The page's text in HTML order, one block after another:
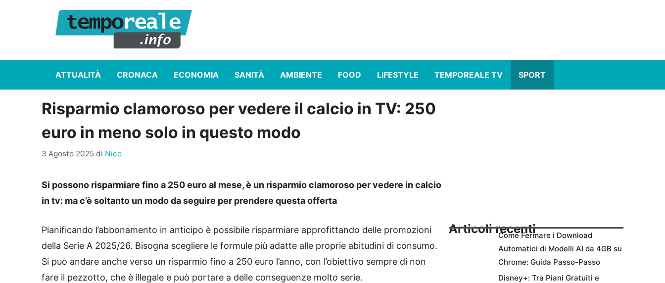
ATTUALITÀ CRONACA ECONOMIA SANITÀ AMBIENTE FOOD LIFESTYLE TEMPOREALE TV SPORT
Risparmio clamoroso per vedere il calcio in TV: 250
euro in meno solo in questo modo
3 Agosto 2025 di Nico
Si possono risparmiare fino a 250 euro al mese, è un risparmio clamoroso per vedere in calcio
in tv: ma c’è soltanto un modo da seguire per prendere questa offerta
Pianificando l’abbonamento in anticipo è possibile risparmiare approfittando delle promozioni
della Serie A 2025/26. Bisogna scegliere le formule più adatte alle proprie abitudini di consumo.
Si può andare anche verso un risparmio fino a 250 euro l’anno, con l’obiettivo sempre di non
fare il pezzotto, che è illegale e può portare a delle conseguenze molto serie.
Articoli recentiCome Fermare i Download
Automatici di Modelli AI da 4GB su
Chrome: Guida Passo-Passo
Disney+: Tra Piani Gratuiti e